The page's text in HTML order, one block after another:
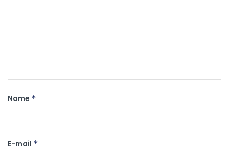
Nome *
E-mail *